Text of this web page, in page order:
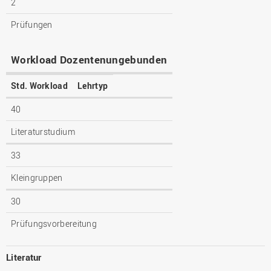
Prüfungen
Workload Dozentenungebunden
Std. Workload Lehrtyp
40
Literaturstudium
33
Kleingruppen
30
Prüfungsvorbereitung
Literatur